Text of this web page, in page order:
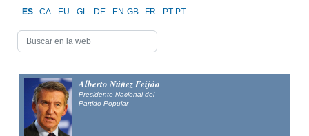
ES CA EU GL DE EN-GB FR PT-PT
Alberto Núñez Feijóo
Presidente Nacional del
Partido Popular